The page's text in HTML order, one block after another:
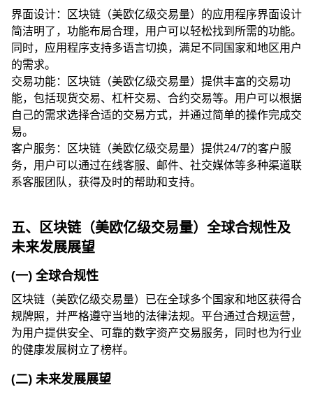
界面设计：区块链（美欧亿级交易量）的应用程序界面设计
简洁明了，功能布局合理，用户可以轻松找到所需的功能。
同时，应用程序支持多语言切换，满足不同国家和地区用户
的需求。
交易功能：区块链（美欧亿级交易量）提供丰富的交易功
能，包括现货交易、杠杆交易、合约交易等。用户可以根据
自己的需求选择合适的交易方式，并通过简单的操作完成交
易。
客户服务：区块链（美欧亿级交易量）提供24/7的客户服
务，用户可以通过在线客服、邮件、社交媒体等多种渠道联
系客服团队，获得及时的帮助和支持。
五、区块链（美欧亿级交易量）全球合规性及
未来发展展望
(一) 全球合规性
区块链（美欧亿级交易量）已在全球多个国家和地区获得合
规牌照，并严格遵守当地的法律法规。平台通过合规运营，
为用户提供安全、可靠的数字资产交易服务，同时也为行业
的健康发展树立了榜样。
(二) 未来发展展望